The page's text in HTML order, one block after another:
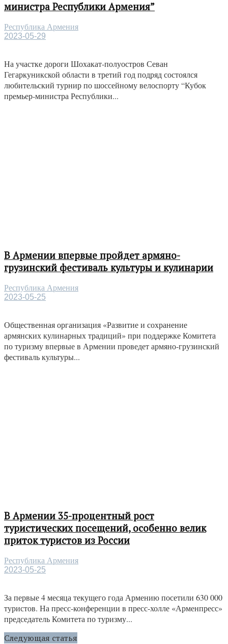
министра Республики Армения”
Республика Армения
2023-05-29
На участке дороги Шохакат-полуостров Севан
Гегаркуникской области в третий год подряд состоялся
любительский турнир по шоссейному велоспорту “Кубок
премьер-министра Республики...
В Армении впервые пройдет армяно-
грузинский фестиваль культуры и кулинарии
Республика Армения
2023-05-25
Общественная организация «Развитие и сохранение
армянских кулинарных традиций» при поддержке Комитета
по туризму впервые в Армении проведет армяно-грузинский
фестиваль культуры...
В Армении 35-процентный рост
туристических посещений, особенно велик
приток туристов из России
Республика Армения
2023-05-25
За первые 4 месяца текущего года Армению посетили 630 000
туристов. На пресс-конференции в пресс-холле «Арменпресс»
председатель Комитета по туризму...
Следующая статья